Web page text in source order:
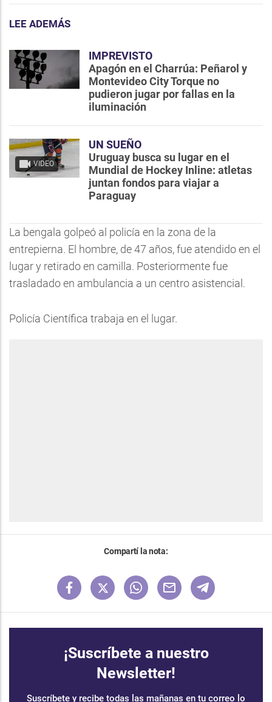
LEE ADEMÁS
IMPREVISTO
Apagón en el Charrúa: Peñarol y
Montevideo City Torque no
pudieron jugar por fallas en la
iluminación
VIDEO
UN SUEÑO
Uruguay busca su lugar en el
Mundial de Hockey Inline: atletas
juntan fondos para viajar a
Paraguay
La bengala golpeó al policía en la zona de la
entrepierna. El hombre, de 47 años, fue atendido en el
lugar y retirado en camilla. Posteriormente fue
trasladado en ambulancia a un centro asistencial.
Policía Científica trabaja en el lugar.
Compartí la nota:
¡Suscríbete a nuestro
Newsletter!
Suscríbete y recibe todas las mañanas en tu correo lo